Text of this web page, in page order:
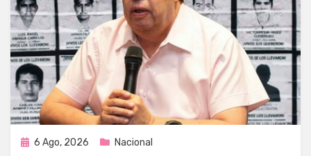
Publicada
6 Ago, 2026 Nacional